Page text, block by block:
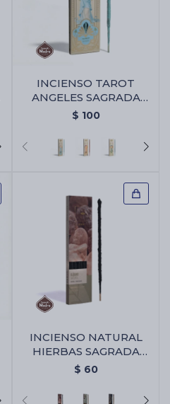
INCIENSO TAROT
ANGELES SAGRADA
MADRE - Frambuesa
$ 100
INCIENSO NATURAL
HIERBAS SAGRADA
MADRE X6 - Olibano
$ 60